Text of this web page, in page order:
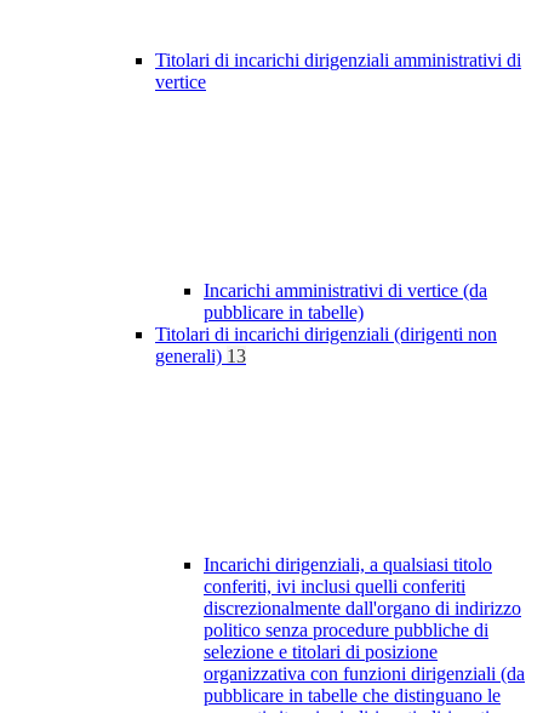
Titolari di incarichi dirigenziali amministrativi di
vertice
Incarichi amministrativi di vertice (da
pubblicare in tabelle)
Titolari di incarichi dirigenziali (dirigenti non
generali) 13
Incarichi dirigenziali, a qualsiasi titolo
conferiti, ivi inclusi quelli conferiti
discrezionalmente dall'organo di indirizzo
politico senza procedure pubbliche di
selezione e titolari di posizione
organizzativa con funzioni dirigenziali (da
pubblicare in tabelle che distinguano le